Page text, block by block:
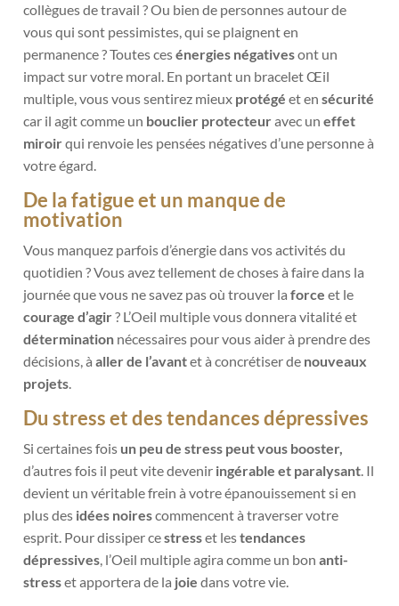
collègues de travail ? Ou bien de personnes autour de
vous qui sont pessimistes, qui se plaignent en
permanence ? Toutes cesénergies négativesont un
impact sur votre moral. En portant un bracelet Œil
multiple, vous vous sentirez mieux protégé et ensécurité
car il agit comme un bouclier protecteuravec uneffet
miroirqui renvoie les pensées négatives d’une personne à
votre égard.
De la fatigue et un manque de
motivation
Vous manquez parfois d’énergie dans vos activités du
quotidien ? Vous avez tellement de choses à faire dans la
journée que vous ne savez pas où trouver laforce et le
courage d’agir? L’Oeil multiple vous donnera vitalité et
détermination nécessaires pour vous aider à prendre des
décisions, àaller de l’avantet à concrétiser de nouveaux
projets.
Du stress et des tendances dépressives
Si certainesfois un peu de stress peut vous booster,
d’autres fois il peut vite devenir ingérable et paralysant. Il
devient un véritable frein à votre épanouissement si en
plus des idées noirescommencent à traverser votre
esprit. Pour dissiper cestresset lestendances
dépressives, l’Oeil multiple agira comme un bonanti-
stresset apportera de la joie dans votre vie.